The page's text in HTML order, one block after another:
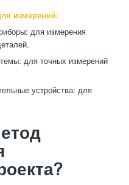
измерений:
для измерения
для точных измерений
устройства: для